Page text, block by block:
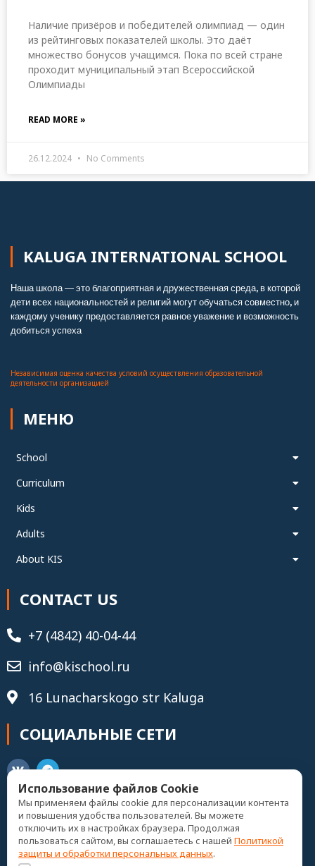
Наличие призёров и победителей олимпиад — один
из рейтинговых показателей школы. Это даёт
множество бонусов учащимся. Пока по всей стране
проходит муниципальный этап Всероссийской
Олимпиады
READ MORE »
26.12.2024 No Comments
KALUGA INTERNATIONAL SCHOOL
Наша школа — это благоприятная и дружественная среда, в которой
дети всех национальностей и религий могут обучаться совместно, и
каждому ученику предоставляется равное уважение и возможность
добиться успеха.
Независимая оценка качества условий осуществления образовательной
деятельности организацией
МЕНЮ
School
Curriculum
Kids
Adults
About KIS
CONTACT US
+7 (4842) 40-04-44
info@kischool.ru
16 Lunacharskogo str Kaluga
СОЦИАЛЬНЫЕ СЕТИ
Записаться
Использование файлов Cookie
Мы применяем файлы cookie для персонализации контента
и повышения удобства пользователей. Вы можете
отключить их в настройках браузера. Продолжая
пользоваться сайтом, вы соглашаетесь с нашей Политикой
защиты и обработки персональных данных.